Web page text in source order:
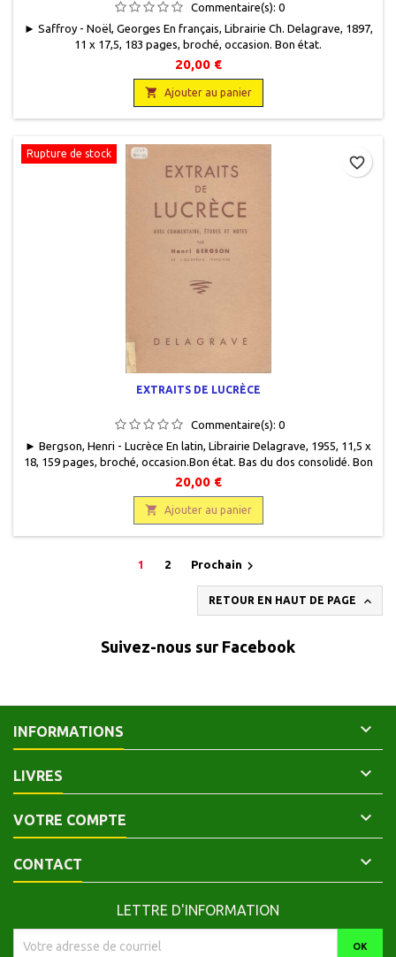
Commentaire(s): 0
► Saffroy - Noël, Georges En français, Librairie Ch. Delagrave, 1897,
11 x 17,5, 183 pages, broché, occasion . Bon état.
20,00 €
 Ajouter au panier
Rupture de stock
EXTRAITS DE LUCRÈCE
Commentaire(s): 0
► Bergson, Henri - Lucrèce En latin, Librairie Delagrave, 1955, 11,5 x
18, 159 pages, broché, occasion.Bon état. Bas du dos consolidé. Bon
état intérieur. Nom du propriètaire au stylo bleu.
20,00 €
 Ajouter au panier
favorite_border
1 2 Prochain 
RETOUR EN HAUT DE PAGE 
Suivez-nous sur Facebook
INFORMATIONS 
LIVRES 
VOTRE COMPTE 
CONTACT 
LETTRE D'INFORMATION